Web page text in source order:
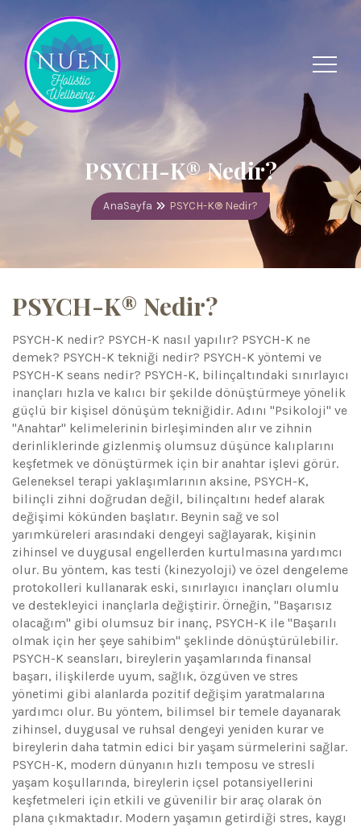
PSYCH-K® Nedir?
AnaSayfa PSYCH-K® Nedir?
PSYCH-K® Nedir?
PSYCH-K nedir? PSYCH-K nasıl yapılır? PSYCH-K ne
demek? PSYCH-K tekniği nedir? PSYCH-K yöntemi ve
PSYCH-K seans nedir? PSYCH-K, bilinçaltındaki sınırlayıcı
inançları hızla ve kalıcı bir şekilde dönüştürmeye yönelik
güçlü bir kişisel dönüşüm tekniğidir. Adını "Psikoloji" ve
"Anahtar" kelimelerinin birleşiminden alır ve zihnin
derinliklerinde gizlenmiş olumsuz düşünce kalıplarını
keşfetmek ve dönüştürmek için bir anahtar işlevi görür.
Geleneksel terapi yaklaşımlarının aksine, PSYCH-K,
bilinçli zihni doğrudan değil, bilinçaltını hedef alarak
değişimi kökünden başlatır. Beynin sağ ve sol
yarımküreleri arasındaki dengeyi sağlayarak, kişinin
zihinsel ve duygusal engellerden kurtulmasına yardımcı
olur. Bu yöntem, kas testi (kinezyoloji) ve özel dengeleme
protokolleri kullanarak eski, sınırlayıcı inançları olumlu
ve destekleyici inançlarla değiştirir. Örneğin, "Başarısız
olacağım" gibi olumsuz bir inanç, PSYCH-K ile "Başarılı
olmak için her şeye sahibim" şeklinde dönüştürülebilir.
PSYCH-K seansları, bireylerin yaşamlarında finansal
başarı, ilişkilerde uyum, sağlık, özgüven ve stres
yönetimi gibi alanlarda pozitif değişim yaratmalarına
yardımcı olur. Bu yöntem, bilimsel bir temele dayanarak
zihinsel, duygusal ve ruhsal dengeyi yeniden kurar ve
bireylerin daha tatmin edici bir yaşam sürmelerini sağlar.
PSYCH-K, modern dünyanın hızlı temposu ve stresli
yaşam koşullarında, bireylerin içsel potansiyellerini
keşfetmeleri için etkili ve güvenilir bir araç olarak ön
plana çıkmaktadır. Modern yaşamın getirdiği stres, kaygı